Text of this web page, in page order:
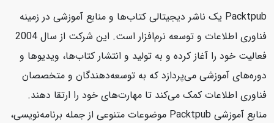
Packtpub یک ناشر دیجیتالی کتاب‌ها و منابع آموزشی در زمینه
فناوری اطلاعات و توسعه نرم‌افزار است. این شرکت از سال 2004
فعالیت خود را آغاز کرده و به تولید و انتشار کتاب‌ها، ویدیوها و
دوره‌های آموزشی می‌پردازد که به توسعه‌دهندگان و متخصصان
فناوری اطلاعات کمک می‌کند تا مهارت‌های خود را ارتقا دهند.
منابع آموزشی Packtpub موضوعات متنوعی از جمله برنامه‌نویسی،